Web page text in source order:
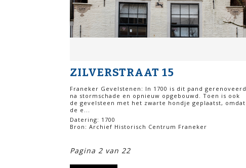
ZILVERSTRAAT 15
Franeker Gevelstenen: In 1700 is dit pand gerenoveerd
na stormschade en opnieuw opgebouwd. Toen is ook
de gevelsteen met het zwarte hondje geplaatst, omdat
de e...
Datering: 1700
Bron: Archief Historisch Centrum Franeker
Pagina 2 van 22